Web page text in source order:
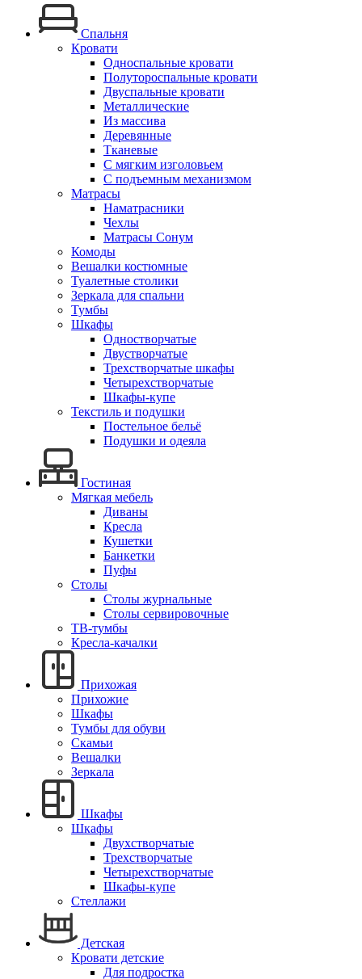
Спальня
Кровати
Односпальные кровати
Полутороспальные кровати
Двуспальные кровати
Металлические
Из массива
Деревянные
Тканевые
С мягким изголовьем
С подъемным механизмом
Матрасы
Наматрасники
Чехлы
Матрасы Сонум
Комоды
Вешалки костюмные
Туалетные столики
Зеркала для спальни
Тумбы
Шкафы
Одностворчатые
Двустворчатые
Трехстворчатые шкафы
Четырехстворчатые
Шкафы-купе
Текстиль и подушки
Постельное бельё
Подушки и одеяла
Гостиная
Мягкая мебель
Диваны
Кресла
Кушетки
Банкетки
Пуфы
Столы
Столы журнальные
Столы сервировочные
ТВ-тумбы
Кресла-качалки
Прихожая
Прихожие
Шкафы
Тумбы для обуви
Скамьи
Вешалки
Зеркала
Шкафы
Шкафы
Двухстворчатые
Трехстворчатые
Четырехстворчатые
Шкафы-купе
Стеллажи
Детская
Кровати детские
Для подростка